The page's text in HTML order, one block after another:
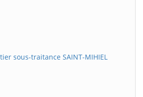
sous-traitance SAINT-MIHIEL